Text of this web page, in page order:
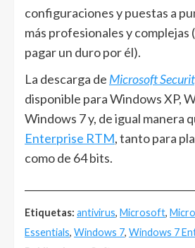
configuraciones y puestas a
más profesionales y complejas
pagar un duro por él).
La descarga de Microsoft
disponible para Windows XP,
Windows 7 y, de igual manera
Enterprise RTM, tanto para
como de 64 bits.
Etiquetas: antivirus, Microsoft,
Essentials, Windows 7, Windows 7